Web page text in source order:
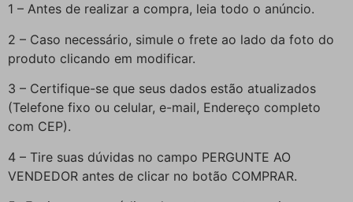
1 – Antes de realizar a compra, leia todo o anúncio.
2 – Caso necessário, simule o frete ao lado da foto do
produto clicando em modificar.
3 – Certifique-se que seus dados estão atualizados
(Telefone fixo ou celular, e-mail, Endereço completo
com CEP).
4 – Tire suas dúvidas no campo PERGUNTE AO
VENDEDOR antes de clicar no botão COMPRAR.